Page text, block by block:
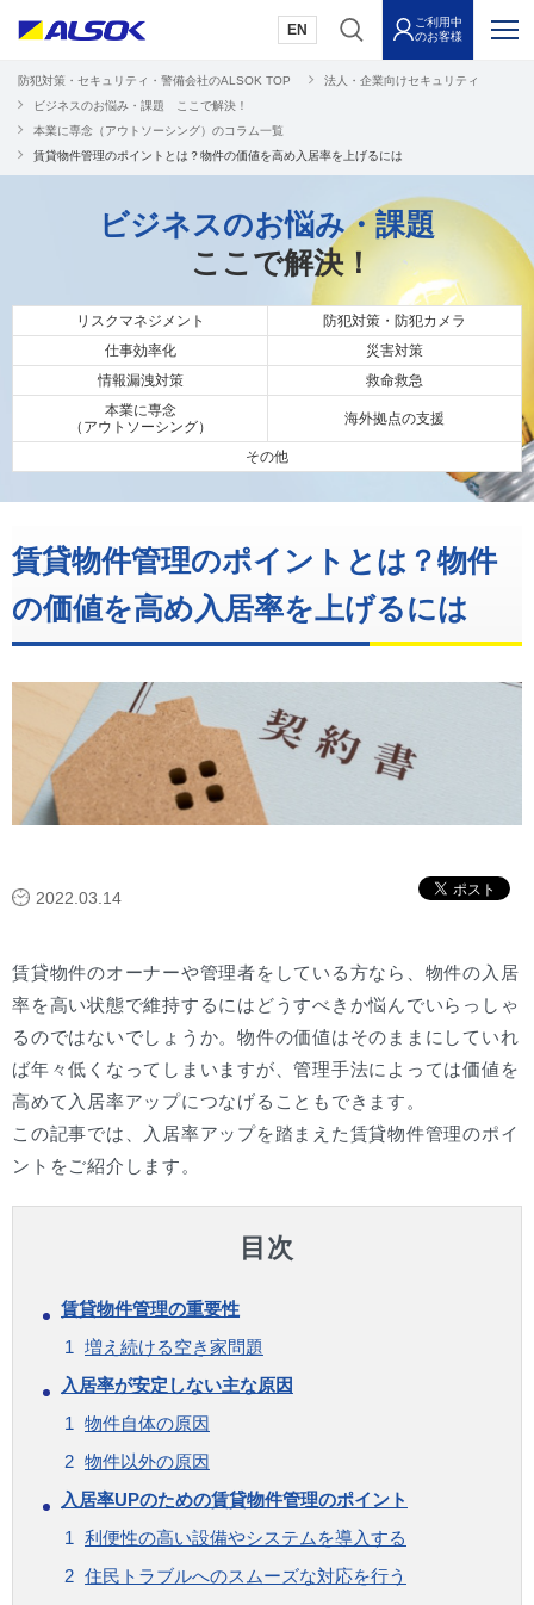
EN
ご利用中
のお客様
防犯対策・セキュリティ・警備会社のALSOK TOP
法人・企業向けセキュリティ
ビジネスのお悩み・課題 ここで解決！
本業に専念（アウトソーシング）のコラム一覧
賃貸物件管理のポイントとは？物件の価値を高め入居率を上げるには
ビジネスのお悩み・課題
ここで解決！
リスクマネジメント
防犯対策・防犯カメラ
仕事効率化
災害対策
情報漏洩対策
救命救急
本業に専念
（アウトソーシング）
海外拠点の支援
その他
賃貸物件管理のポイントとは？物件
の価値を高め入居率を上げるには
2022.03.14
賃貸物件のオーナーや管理者をしている方なら、物件の入居
率を高い状態で維持するにはどうすべきか悩んでいらっしゃ
るのではないでしょうか。物件の価値はそのままにしていれ
ば年々低くなってしまいますが、管理手法によっては価値を
高めて入居率アップにつなげることもできます。
この記事では、入居率アップを踏まえた賃貸物件管理のポイ
ントをご紹介します。
目次
賃貸物件管理の重要性
増え続ける空き家問題
入居率が安定しない主な原因
物件自体の原因
物件以外の原因
入居率UPのための賃貸物件管理のポイント
利便性の高い設備やシステムを導入する
住民トラブルへのスムーズな対応を行う